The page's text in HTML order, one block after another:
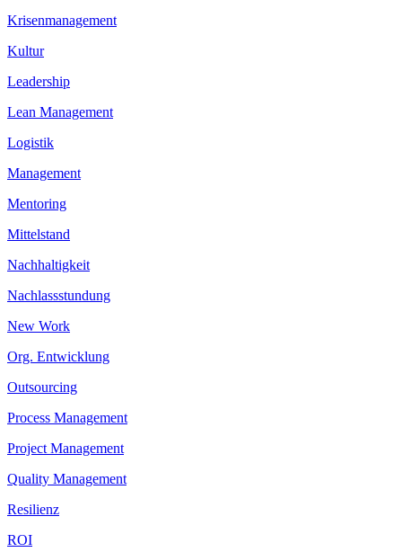
Krisenmanagement
Kultur
Leadership
Lean Management
Logistik
Management
Mentoring
Mittelstand
Nachhaltigkeit
Nachlassstundung
New Work
Org. Entwicklung
Outsourcing
Process Management
Project Management
Quality Management
Resilienz
ROI